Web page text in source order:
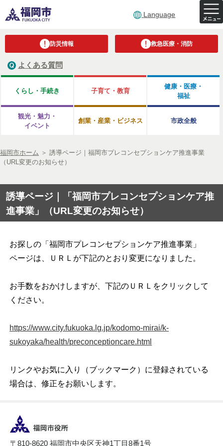
Language
防災情報 救急医療・消防
よくある質問
くらし・手続き 子育て・教育
健康・医療・
福祉
観光・魅力・
イベント
創業・産業・ビジネス 市政全般
福岡市ホーム ＞ 誘導ページ｜福岡市プレコンセプションケア推進事業
（URL変更のお知らせ）
誘導ページ｜「福岡市プレコンセプションケア推
進事業」（URL変更のお知らせ）
お探しの「福岡市プレコンセプションケア推進事業」
ページは、ＵＲＬが下記のとおり変更になりました。
お手数をおかけしますが、下記のＵＲＬをクリックして
ください。
https://www.city.fukuoka.lg.jp/kodomo-mirai/k-
sukoyaka/health/preconceptioncare.html
リンクやお気に入り（ブックマーク）に登録されている
場合は、修正をお願いします。
〒810-8620 福岡市中央区天神1丁目8番1号